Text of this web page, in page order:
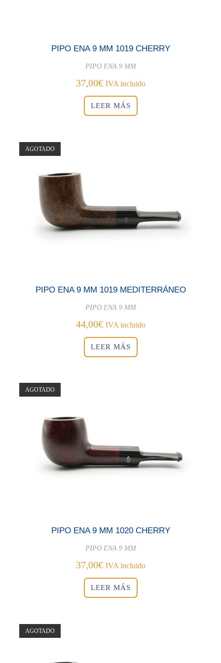
PIPO ENA 9 MM 1019 CHERRY
PIPO ENA 9 MM
37,00€ IVA incluido
LEER MÁS
AGOTADO
PIPO ENA 9 MM 1019 MEDITERRÁNEO
PIPO ENA 9 MM
44,00€ IVA incluido
LEER MÁS
AGOTADO
PIPO ENA 9 MM 1020 CHERRY
PIPO ENA 9 MM
37,00€ IVA incluido
LEER MÁS
AGOTADO